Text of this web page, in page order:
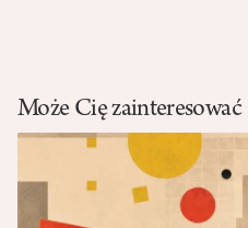
Może Cię zainteresować